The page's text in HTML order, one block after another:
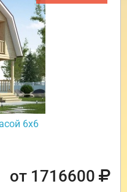
6х6
от 1716600